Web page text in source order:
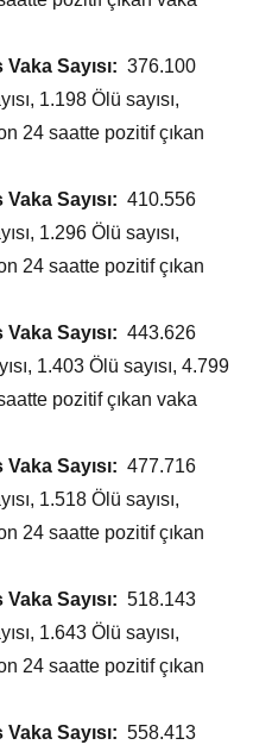
Sayısı: 376.100
1.198 Ölü sayısı,
24 saatte pozitif çıkan
Sayısı: 410.556
1.296 Ölü sayısı,
24 saatte pozitif çıkan
Sayısı: 443.626
1.403 Ölü sayısı, 4.799
pozitif çıkan vaka
Sayısı: 477.716
1.518 Ölü sayısı,
24 saatte pozitif çıkan
Sayısı: 518.143
1.643 Ölü sayısı,
24 saatte pozitif çıkan
Sayısı: 558.413